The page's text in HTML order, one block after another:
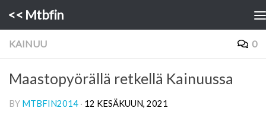
Skip to content
<< Mtbfin
KAINUU 0
Maastopyörällä retkellä Kainuussa
BY MTBFIN2014 · 12 KESÄKUUN, 2021